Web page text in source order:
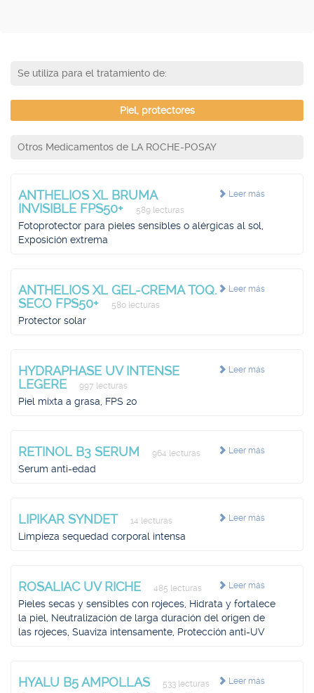
Se utiliza para el tratamiento de:
Piel, protectores
Otros Medicamentos de LA ROCHE-POSAY
Leer más
ANTHELIOS XL BRUMA
INVISIBLE FPS50+
589 lecturas
Fotoprotector para pieles sensibles o alérgicas al sol,
Exposición extrema
Leer más
ANTHELIOS XL GEL-CREMA TOQ.
SECO FPS50+
580 lecturas
Protector solar
Leer más
HYDRAPHASE UV INTENSE
LEGERE
997 lecturas
Piel mixta a grasa, FPS 20
Leer más
RETINOL B3 SERUM 964 lecturas
Serum anti-edad
Leer más
LIPIKAR SYNDET 14 lecturas
Limpieza sequedad corporal intensa
Leer más
ROSALIAC UV RICHE 485 lecturas
Pieles secas y sensibles con rojeces, Hidrata y fortalece
la piel, Neutralización de larga duración del origen de
las rojeces, Suaviza intensamente, Protección anti-UV
Leer más
HYALU B5 AMPOLLAS 533 lecturas